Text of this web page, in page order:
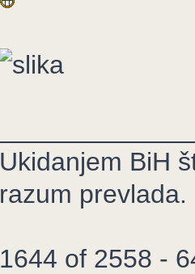
Ukidanjem BiH
razum prevlada.
1644 of 2558 -